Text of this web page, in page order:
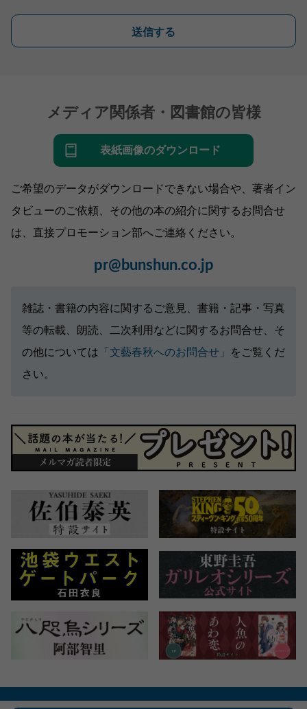
送信する
メディア関係者・図書館の皆様
表紙画像のダウンロード
ご希望のデータがダウンロードできない場合や、著者イン
タビューのご依頼、その他の本の紹介に関するお問合せ
は、直接プロモーション部へご連絡ください。
pr@bunshun.co.jp
雑誌・書籍の内容に関するご意見、書籍・記事・写真
等の転載、朗読、二次利用などに関するお問合せ、そ
の他については 「文藝春秋へのお問合せ」
をご覧くだ
さい。